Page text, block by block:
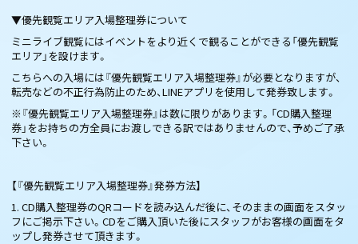
▼優先観覧エリア入場整理券について
ミニライブ観覧にはイベントをより近くで観ることができる「優先観覧
エリア」を設けます。
こちらへの入場には『優先観覧エリア入場整理券』が必要となりますが、
転売などの不正行為防止のため、LINEアプリを使用して発券致します。
※『優先観覧エリア入場整理券』は数に限りがあります。「CD購入整理
券」をお持ちの方全員にお渡しできる訳ではありませんので、予めご了承
下さい。
【『優先観覧エリア入場整理券』発券方法】
1. CD購入整理券のQRコードを読み込んだ後に、そのままの画面をスタッ
フにご掲示下さい。CDをご購入頂いた後にスタッフがお客様の画面をタ
ップし発券させて頂きます。